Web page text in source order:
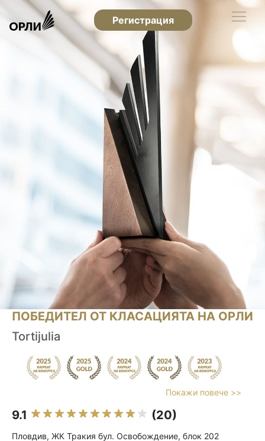
Регистрация
ПОБЕДИТЕЛ ОТ КЛАСАЦИЯТА НА ОРЛИ
Tortijulia
Покажи повече >>
9.1 (20)
Пловдив, ЖК Тракия бул. Освобождение, блок 202